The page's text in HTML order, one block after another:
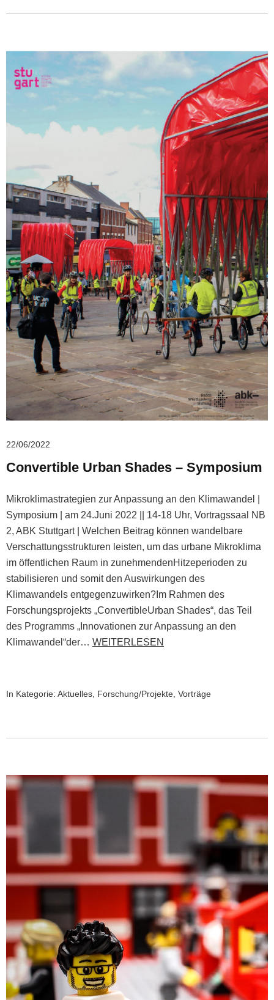
22/06/2022
Convertible Urban Shades – Symposium
Mikroklimastrategien zur Anpassung an den Klimawandel |
Symposium | am 24.Juni 2022 || 14-18 Uhr, Vortragssaal NB
2, ABK Stuttgart | Welchen Beitrag können wandelbare
Verschattungsstrukturen leisten, um das urbane Mikroklima
im öffentlichen Raum in zunehmendenHitzeperioden zu
stabilisieren und somit den Auswirkungen des
Klimawandels entgegenzuwirken?Im Rahmen des
Forschungsprojekts „ConvertibleUrban Shades“, das Teil
des Programms „Innovationen zur Anpassung an den
Klimawandel“der… WEITERLESEN
In Kategorie: Aktuelles Forschung/Projekte Vorträge